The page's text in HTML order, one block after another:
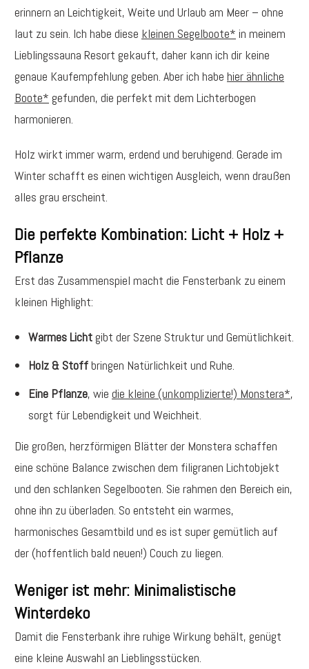
erinnern an Leichtigkeit, Weite und Urlaub am Meer – ohne
laut zu sein. Ich habe diese kleinen Segelboote* in meinem
Lieblingssauna Resort gekauft, daher kann ich dir keine
genaue Kaufempfehlung geben. Aber ich habe hier ähnliche
Boote* gefunden, die perfekt mit dem Lichterbogen
harmonieren.
Holz wirkt immer warm, erdend und beruhigend. Gerade im
Winter schafft es einen wichtigen Ausgleich, wenn draußen
alles grau erscheint.
Die perfekte Kombination: Licht + Holz +
Pflanze
Erst das Zusammenspiel macht die Fensterbank zu einem
kleinen Highlight:
Warmes Licht gibt der Szene Struktur und Gemütlichkeit.
Holz & Stoffbringen Natürlichkeit und Ruhe.
Eine Pflanze, wie die kleine (unkomplizierte!) Monstera*,
sorgt für Lebendigkeit und Weichheit.
Die großen, herzförmigen Blätter der Monstera schaffen
eine schöne Balance zwischen dem filigranen Lichtobjekt
und den schlanken Segelbooten. Sie rahmen den Bereich ein,
ohne ihn zu überladen. So entsteht ein warmes,
harmonisches Gesamtbild und es ist super gemütlich auf
der (hoffentlich bald neuen!) Couch zu liegen.
Weniger ist mehr: Minimalistische
Winterdeko
Damit die Fensterbank ihre ruhige Wirkung behält, genügt
eine kleine Auswahl an Lieblingsstücken.